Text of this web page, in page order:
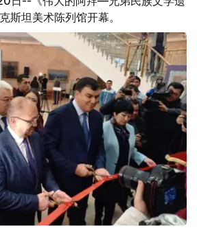
斯坦美术陈列馆开幕。